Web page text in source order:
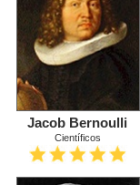
Jacob Bernoulli
Científicos